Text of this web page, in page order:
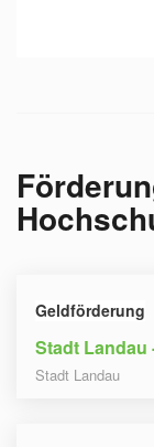
Geldförderung
Stadt Landau
Stadt Landau